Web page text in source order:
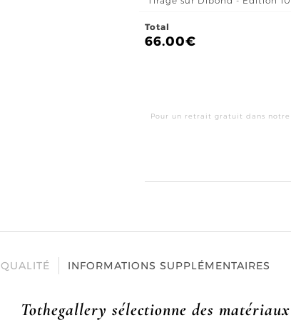
Total
66.00€
Pour un retrait gratuit dans
QUALITÉ INFORMATIONS SUPPLÉMENTAIRES
Tothegallery sélectionne des